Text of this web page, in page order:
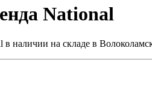
National
наличии на складе в